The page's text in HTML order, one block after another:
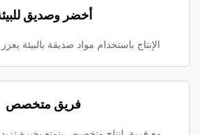
أخضر وصديق
الإنتاج باستخدام مواد صديقة بالبيئة
فريق متخصص